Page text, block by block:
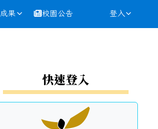
成果 校園公告 登入
左邊區域內容
快速登入